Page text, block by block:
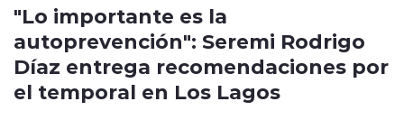
"Lo importante es la
autoprevención": Seremi Rodrigo
Díaz entrega recomendaciones por
el temporal en Los Lagos